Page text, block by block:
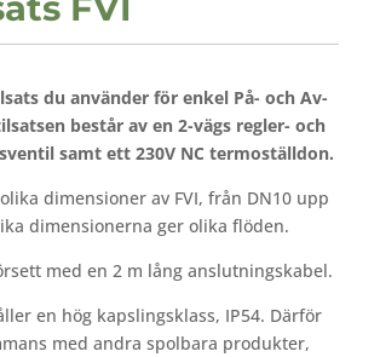
du använder för enkel På- och Av-
består av en 2-vägs regler- och
samt ett 230V NC termoställdon.
dimensioner av FVI, från DN10 upp
dimensionerna ger olika flöden.
med en 2 m lång anslutningskabel.
en hög kapslingsklass, IP54. Därför
med andra spolbara produkter,